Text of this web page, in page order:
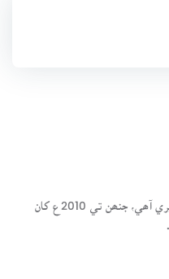
سنڌسلامت ڪتاب گهر ھڪ آن لائين لائبريري آھي، جنھن تي 2010ع کان